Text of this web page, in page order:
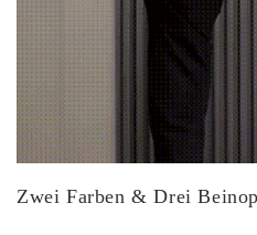
Zwei Farben & Drei